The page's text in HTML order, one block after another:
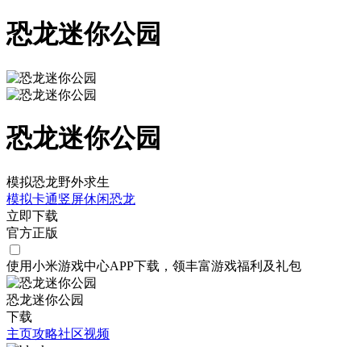
恐龙迷你公园
恐龙迷你公园
模拟恐龙野外求生
模拟卡通竖屏休闲恐龙
立即下载
官方正版
使用小米游戏中心APP下载 ，领丰富游戏福利 及礼包
恐龙迷你公园
下载
主页攻略社区视频